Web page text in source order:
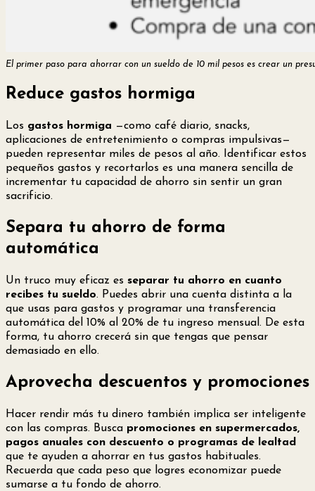
El primer paso para ahorrar con un sueldo de 10 mil pesos es crear un
Reduce gastos hormiga
Los gastos hormiga —como café diario, snacks,
aplicaciones de entretenimiento o compras impulsivas—
pueden representar miles de pesos al año. Identificar estos
pequeños gastos y recortarlos es una manera sencilla de
incrementar tu capacidad de ahorro sin sentir un gran
sacrificio.
Separa tu ahorro de forma
automática
Un truco muy eficaz es separar tu ahorro en cuanto
recibes tu sueldo. Puedes abrir una cuenta distinta a la
que usas para gastos y programar una transferencia
automática del 10% al 20% de tu ingreso mensual. De esta
forma, tu ahorro crecerá sin que tengas que pensar
demasiado en ello.
Aprovecha descuentos y promociones
Hacer rendir más tu dinero también implica ser inteligente
con las compras. Busca promociones en supermercados,
pagos anuales con descuento o programas de lealtad
que te ayuden a ahorrar en tus gastos habituales.
Recuerda que cada peso que logres economizar puede
sumarse a tu fondo de ahorro.